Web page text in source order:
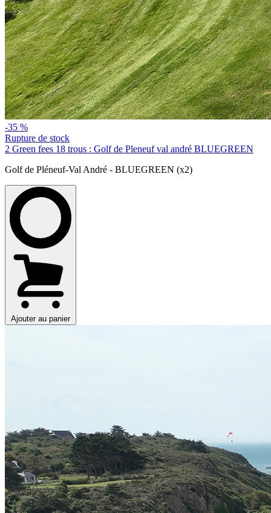
-35 %
Rupture de stock
2 Green fees 18 trous : Golf de Pleneuf val andré BLUEGREEN
Golf de Pléneuf-Val André - BLUEGREEN (x2)
Ajouter au panier